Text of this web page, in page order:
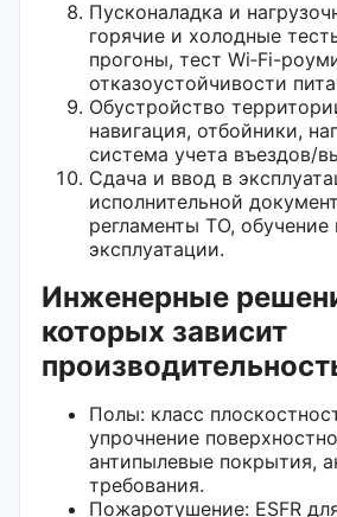
Пусконаладка и
горячие и холодные
прогоны, тест Wi‑Fi-
отказоустойчивости
Обустройство
навигация, отбойники,
система учета въездов/
Сдача и ввод в
исполнительной
регламенты ТО, обучение
эксплуатации.
Инженерные
которых зависит
Полы: класс
упрочнение
антипылевые покрытия,
требования.
Пожаротушение: ESFR